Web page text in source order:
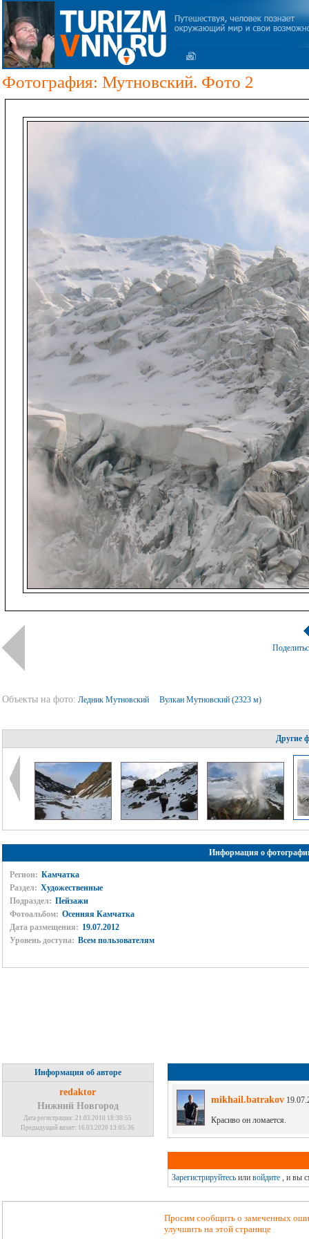
Фотография: Мутновский. Фото 2
Объекты на фото: Ледник Мутновский Вулкан Мутновский (2323 м)
Другие
Информация о
Регион: Камчатка
Раздел: Художественные
Подраздел: Пейзажи
Фотоальбом: Осенняя Камчатка
Дата размещения: 19.07.2012
Уровень доступа: Всем пользователям
Информация об авторе
redaktor
Нижний Новгород
Дата регистрации: 21.03.2010 18:38:55
Предыдущий визит: 16.03.2020 13:05:36
mikhail.batrakov
Красиво он ломается.
Зарегистрируйтесьили войдите, и вы
Просим сообщить о замеченных
улучшить на этой странице